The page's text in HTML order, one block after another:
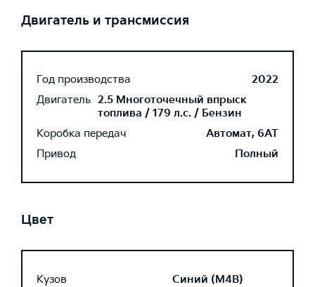
Двигатель и трансмиссия
Год производства
2022
Двигатель 2.5 Многоточечный впрыск
топлива / 179 л.с. / Бензин
Коробка передач
Автомат, 6AT
Привод
Полный
Цвет
Кузов Синий (M4B)